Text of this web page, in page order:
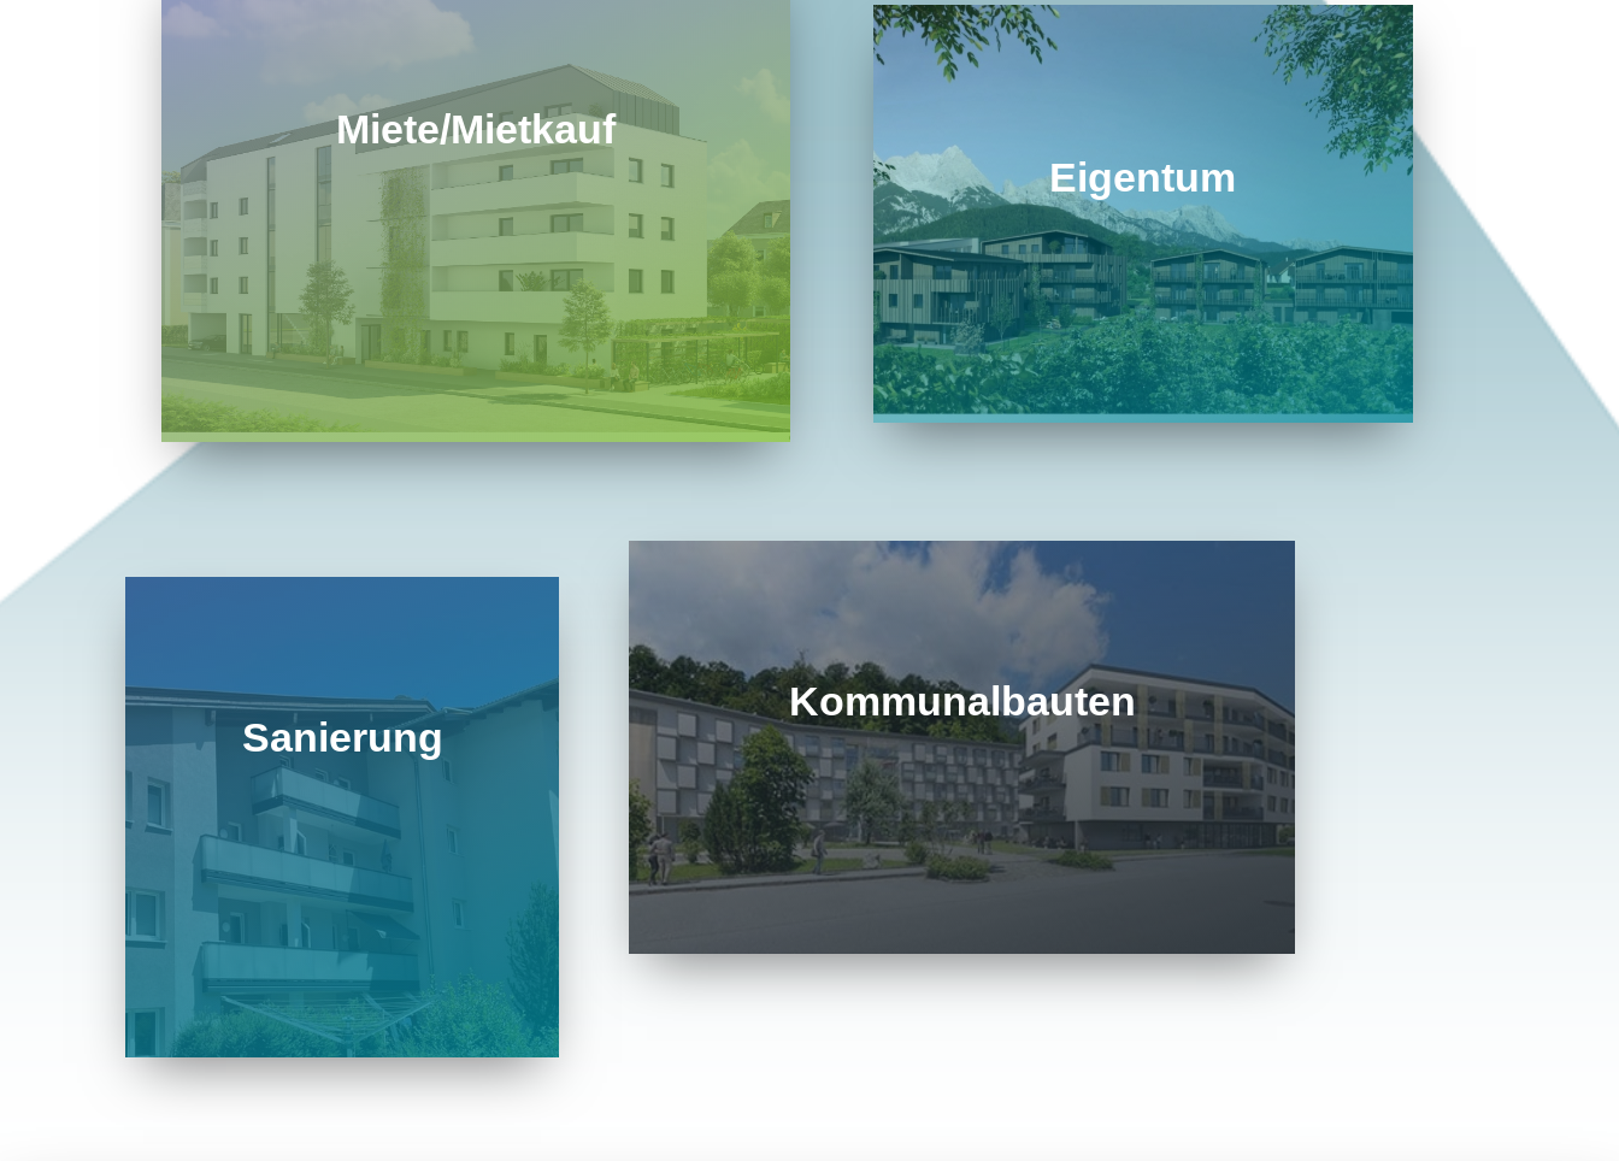
Miete/Mietkauf
Der geförderte Mietwohnbau ist die wichtigste Säule der
Wohnbau-Genossenschaft Bergland. Unsere bestehenden
Objekte sowie aktuelle Bauvorhaben versorgen unzählige
Familien und Wohnungssuchende mit dringend
benötigtem Wohnraum.
Eigentum
Die Wohnbau Bergland errichtet auch
Eigentumswohnungen in Bestlagen und mit
hochwertiger Ausstattung.
Sanierung
Neben den herkömmlichen
Verwaltungsarbeiten ist in den
letzten Jahren auch die Sanierung
älterer Objekte ein wichtiger
Tätigkeitsbereich der Wohnbau-
Genossenschaft Berland geworden.
Kommunalbauten
Gewerbebauten & Kommunalbauten zählen ebenso zum
Tätigkeitsbereich der Wohnbau Bergland wie leistbarer
Wohnraum.